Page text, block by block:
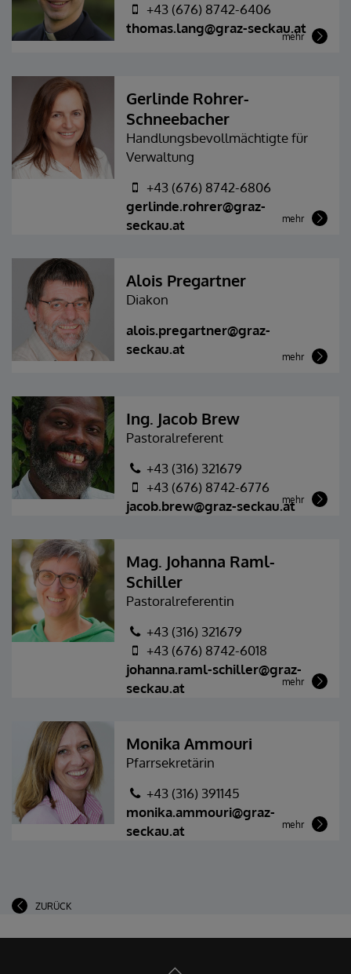
+43 (676) 8742-6406
thomas.lang@graz-seckau.at
mehr
Gerlinde Rohrer-
Schneebacher
Handlungsbevollmächtigte für
Verwaltung
+43 (676) 8742-6806
gerlinde.rohrer@graz-
seckau.at
mehr
Alois Pregartner
Diakon
alois.pregartner@graz-
seckau.at
mehr
Ing. Jacob Brew
Pastoralreferent
+43 (316) 321679
+43 (676) 8742-6776
jacob.brew@graz-seckau.at
mehr
Mag. Johanna Raml-
Schiller
Pastoralreferentin
+43 (316) 321679
+43 (676) 8742-6018
johanna.raml-schiller@graz-
seckau.at
mehr
Monika Ammouri
Pfarrsekretärin
+43 (316) 391145
monika.ammouri@graz-
seckau.at
mehr
ZURÜCK